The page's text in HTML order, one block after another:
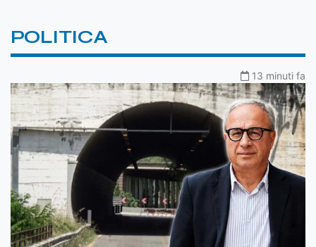
POLITICA
13 minuti fa